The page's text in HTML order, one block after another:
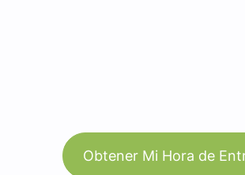
Obtener Mi Hora de